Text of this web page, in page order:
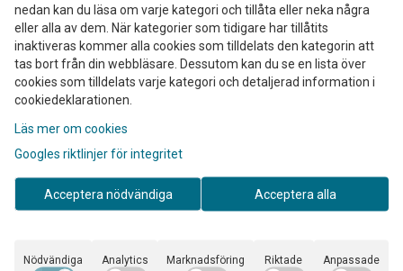
nedan kan du läsa om varje kategori och tillåta eller neka några
eller alla av dem. När kategorier som tidigare har tillåtits
inaktiveras kommer alla cookies som tilldelats den kategorin att
tas bort från din webbläsare. Dessutom kan du se en lista över
cookies som tilldelats varje kategori och detaljerad information i
cookiedeklarationen.
Läs mer om cookies
Googles riktlinjer för integritet
Acceptera nödvändiga Acceptera alla
Nödvändiga Analytics Marknadsföring Riktade Anpassade